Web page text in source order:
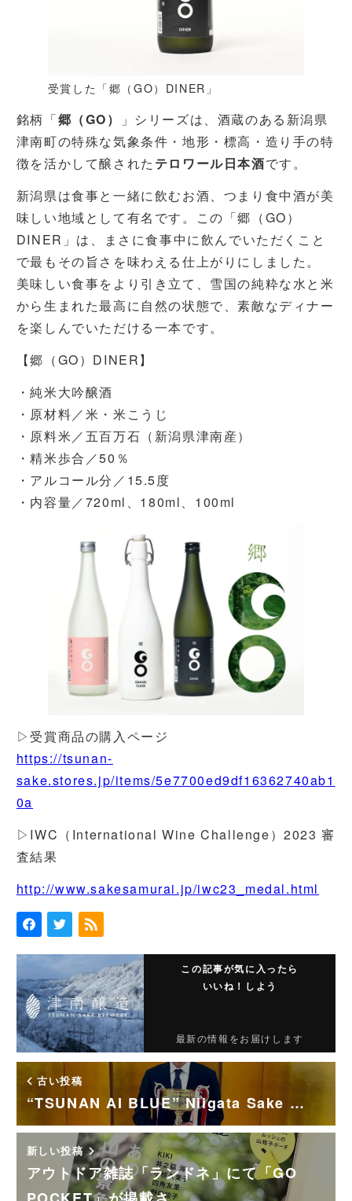
受賞した「郷（GO）DINER」
銘柄「郷（GO）
」シリーズは、酒蔵のある新潟県
津南町の特殊な気象条件・地形・標高・造り手の特
徴を活かして醸された テロワール日本酒です。
新潟県は食事と一緒に飲むお酒、つまり食中酒が美
味しい地域として有名です。この「郷（GO）
DINER」は、まさに食事中に飲んでいただくこと
で最もその旨さを味わえる仕上がりにしました。
美味しい食事をより引き立て、雪国の純粋な水と米
から生まれた最高に自然の状態で、素敵なディナー
を楽しんでいただける一本です。
【郷（GO）DINER】
・純米大吟醸酒
・原材料／米・米こうじ
・原料米／五百万石（新潟県津南産）
・精⽶歩合／50％
・アルコール分／15.5度
・内容量／720ml、180ml、100ml
▷受賞商品の購入ページ
https://tsunan-
sake.stores.jp/items/5e7700ed9df16362740ab1
0a
▷IWC（International Wine Challenge）2023 審
査結果
http://www.sakesamurai.jp/iwc23_medal.html
この記事が気に入ったら
いいね！しよう
最新の情報をお届けします
古い投稿
“TSUNAN AI BLUE” Niigata Sake …
新しい投稿
アウトドア雑誌「ランドネ」にて「GO